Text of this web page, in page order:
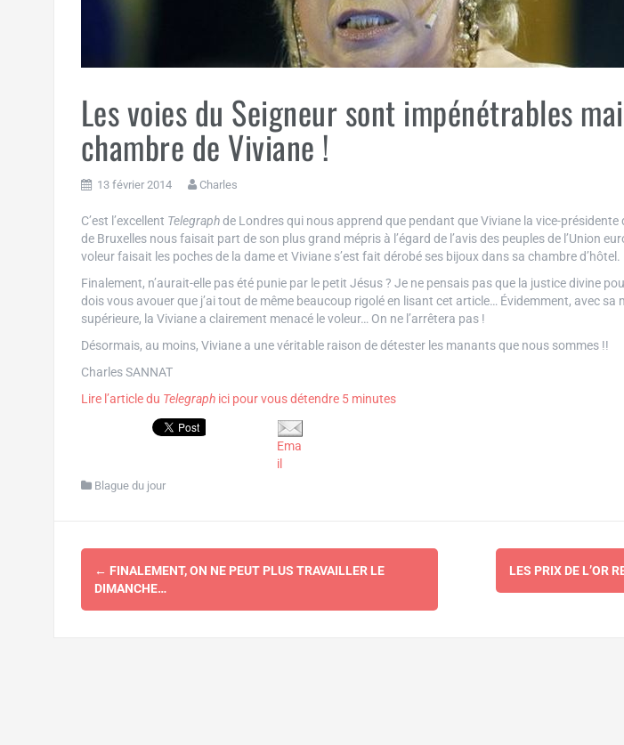
Les voies du Seigneur sont impénétrables
chambre de Viviane !
13 février 2014 Charles
C’est l’excellent Telegraphde Londres qui nous apprend que pendant que Viviane la vice-
de Bruxelles nous faisait part de son plus grand mépris à l’égard de l’avis des peuples de l’Union
voleur faisait les poches de la dame et Viviane s’est fait dérobé ses bijoux dans sa chambre d’hôtel.
Finalement, n’aurait-elle pas été punie par le petit Jésus ? Je ne pensais pas que la justice divine
dois vous avouer que j’ai tout de même beaucoup rigolé en lisant cet article… Évidemment, avec sa
supérieure, la Viviane a clairement menacé le voleur… On ne l’arrêtera pas !
Désormais, au moins, Viviane a une véritable raison de détester les manants que nous sommes !!
Charles SANNAT
Lire l’article du Telegraphici pour vous détendre 5 minutes
Ema
il
Blague du jour
Navigation
d'article
← FINALEMENT, ON NE PEUT PLUS TRAVAILLER LE
DIMANCHE…
LES PRIX DE L’OR